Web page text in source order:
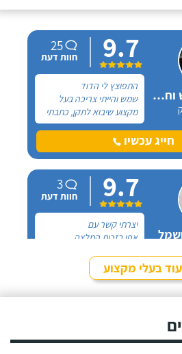
אלכס דודי שמש וחשמל
9.7
25
חוות דעת
התפוצץ לי הדוד
שמש והייתי צריכה בעל
מקצוע שיבוא לתקן, כתבתי
בגוגל טכנאי דודים ואז
הגעתי לקבוצה של העיר
חיפה בפייסבוק, שם כמה
דודי שמש וחשמל".
חייג עכשיו
9.7
3
חוות דעת
יצרתי קשר עם
אפי בזכות המלצה
אחר ובסופו של דבר,
התרשמתי ממנו לטובהחייג עכשיו
בעלי מקצוע